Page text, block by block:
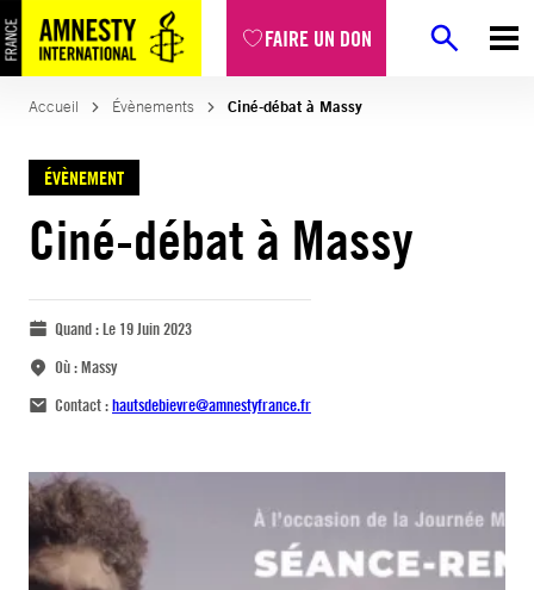
FAIRE UN DON
Accueil Évènements Ciné-débat à Massy
ÉVÈNEMENT
Ciné-débat à Massy
Quand :Le 19 Juin 2023
Où :Massy
Contact :hautsdebievre@amnestyfrance.fr